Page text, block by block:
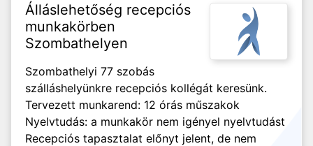
Álláslehetőség recepciós
munkakörben
Szombathelyen
Szombathelyi 77 szobás
szálláshelyünkre recepciós kollégát keresünk.
Tervezett munkarend: 12 órás műszakok
Nyelvtudás: a munkakör nem igényel nyelvtudást
Recepciós tapasztalat előnyt jelent, de nem